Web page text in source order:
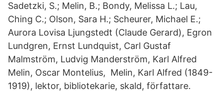
Sadetzki, S.; Melin, B.; Bondy, Melissa L.; Lau,
Ching C.; Olson, Sara H.; Scheurer, Michael E.;
Aurora Lovisa Ljungstedt (Claude Gerard), Egron
Lundgren, Ernst Lundquist, Carl Gustaf
Malmström, Ludvig Manderström, Karl Alfred
Melin, Oscar Montelius, Melin, Karl Alfred (1849-
1919), lektor, bibliotekarie, skald, författare.